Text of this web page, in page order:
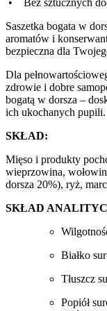
•
Bez sztucznych
Saszetka bogata w
aromatów i
bezpieczna dla
Dla
zdrowie i dobre
bogatą w dorsza –
ich ukochanych pupili.
SKŁAD:
Mięso i produkty
wieprzowina,
dorsza 20%), ryż,
SKŁAD
Białko
Tłuszcz
Popiół